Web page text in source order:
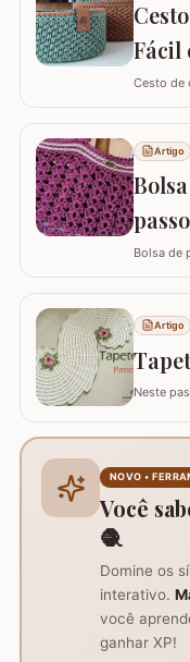
hoje eu
Fácil
Cesto de
Artigo
Artigo
Neste
como
NOVO •
Você
🧶
Domine os
interativo.
você
ganhar XP!